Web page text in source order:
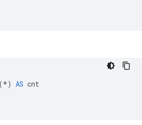
(*) AS cnt